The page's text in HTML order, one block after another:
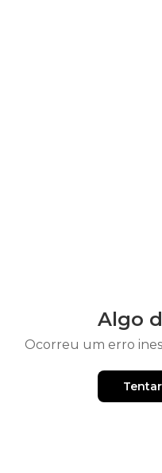
Algo
Ocorreu um erro